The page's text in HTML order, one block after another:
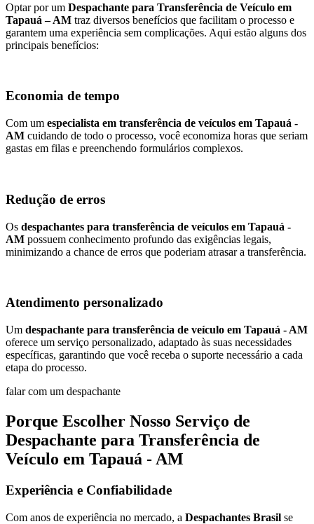
Optar por um Despachante para Transferência de Veículo em
Tapauá – AM traz diversos benefícios que facilitam o processo e
garantem uma experiência sem complicações. Aqui estão alguns dos
principais benefícios:
Economia de tempo
Com um especialista em transferência de veículos em Tapauá -
AM cuidando de todo o processo, você economiza horas que seriam
gastas em filas e preenchendo formulários complexos.
Redução de erros
Os despachantes para transferência de veículos em Tapauá -
AM possuem conhecimento profundo das exigências legais,
minimizando a chance de erros que poderiam atrasar a transferência.
Atendimento personalizado
Um despachante para transferência de veículo em Tapauá - AM
oferece um serviço personalizado, adaptado às suas necessidades
específicas, garantindo que você receba o suporte necessário a cada
etapa do processo.
falar com um despachante
Porque Escolher Nosso Serviço de
Despachante para Transferência de
Veículo em Tapauá - AM
Experiência e Confiabilidade
Com anos de experiência no mercado, a Despachantes Brasil se